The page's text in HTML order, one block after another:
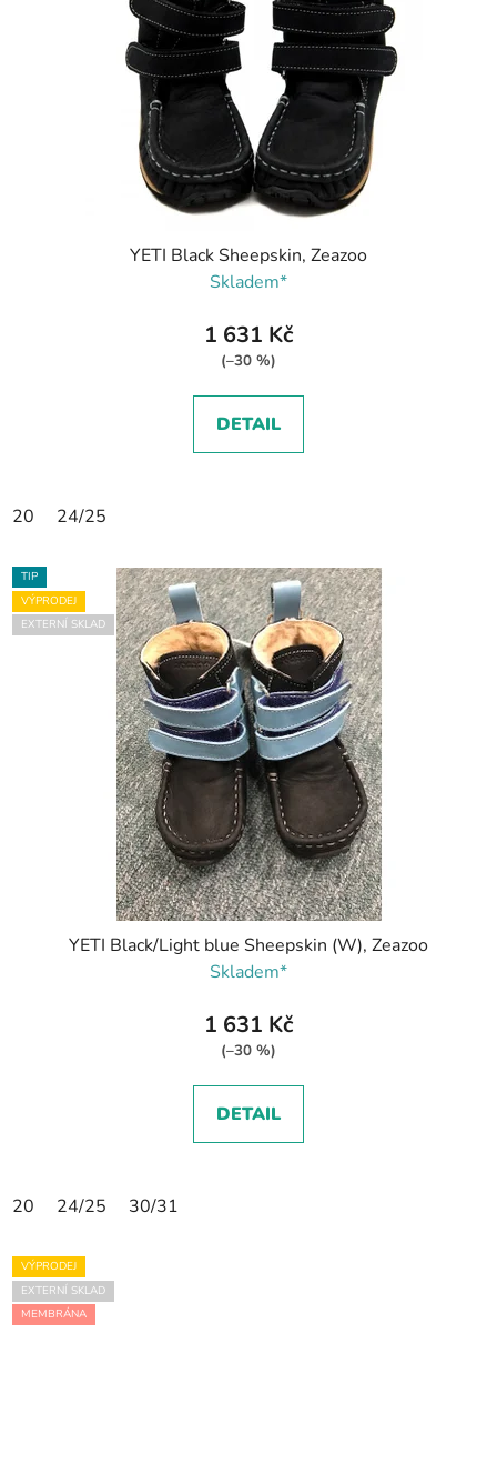
YETI Black Sheepskin, Zeazoo
Skladem*
1 631 Kč
(–30 %)
DETAIL
20 24/25
TIP
VÝPRODEJ
EXTERNÍ SKLAD
YETI Black/Light blue Sheepskin (W), Zeazoo
Skladem*
1 631 Kč
(–30 %)
DETAIL
20 24/25 30/31
VÝPRODEJ
EXTERNÍ SKLAD
MEMBRÁNA